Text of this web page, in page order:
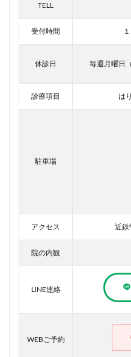
TELL
受付時間
休診日 毎週月曜日
診療項目 は
駐車場
アクセス 近鉄
院の内観
LINE連絡
WEBご予約